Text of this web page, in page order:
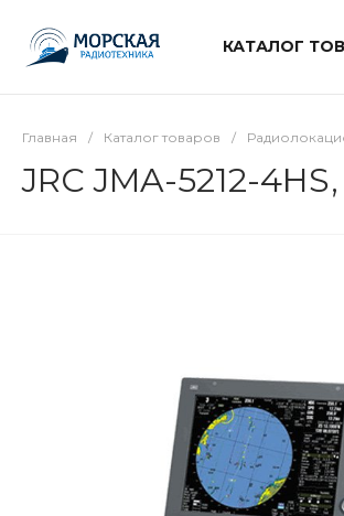
КАТАЛОГ
Главная / Каталог товаров /
JRC JMA-5212-